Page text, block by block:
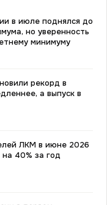
в июле поднялся до
но уверенность
минимуму
рекорд в
а выпуск в
ЛКМ в июне 2026
40% за год